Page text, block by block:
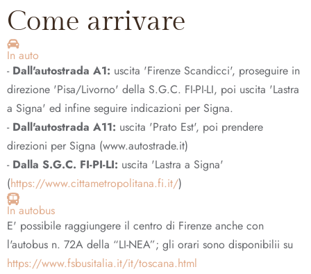
Come arrivare
In auto
- Dall'autostrada A1: uscita 'Firenze Scandicci', proseguire in
direzione 'Pisa/Livorno' della S.G.C. FI-PI-LI, poi uscita 'Lastra
a Signa' ed infine seguire indicazioni per Signa.
- Dall'autostrada A11: uscita 'Prato Est', poi prendere
direzioni per Signa (www.autostrade.it)
- Dalla S.G.C. FI-PI-LI: uscita 'Lastra a Signa'
(https://www.cittametropolitana.fi.it/)
In autobus
E' possibile raggiungere il centro di Firenze anche con
l'autobus n. 72A della “LI-NEA”; gli orari sono disponibilii su
https://www.fsbusitalia.it/it/toscana.html